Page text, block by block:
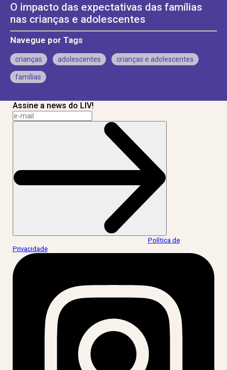
O impacto das expectativas das famílias
nas crianças e adolescentes
Navegue por Tags
crianças adolescentes crianças e adolescentes
famílias
Assine a news do LIV!
Política de
Privacidade.